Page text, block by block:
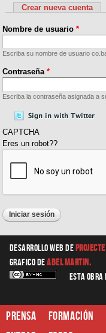
Solapas
Crear nueva cuenta
Nombre de usuario*
Escriba su nombre de usuario
Contraseña*
Escriba la contraseña asignada a
CAPTCHA
Eres un robot??
Desarrollo web de
graficodeAbel Martin.
Esta obra
Prensa Formación